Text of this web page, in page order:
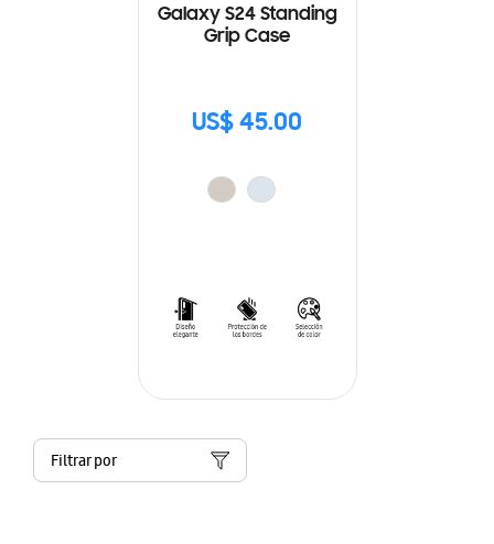
Galaxy S24 Standing
Grip Case
US$ 45.00
Filtrar por